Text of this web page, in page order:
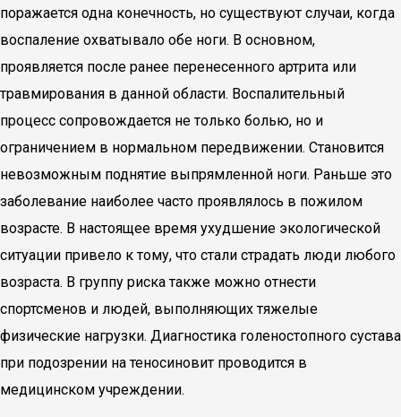
поражается одна конечность, но существуют случаи, когда
воспаление охватывало обе ноги. В основном,
проявляется после ранее перенесенного артрита или
травмирования в данной области. Воспалительный
процесс сопровождается не только болью, но и
ограничением в нормальном передвижении. Становится
невозможным поднятие выпрямленной ноги. Раньше это
заболевание наиболее часто проявлялось в пожилом
возрасте. В настоящее время ухудшение экологической
ситуации привело к тому, что стали страдать люди любого
возраста. В группу риска также можно отнести
спортсменов и людей, выполняющих тяжелые
физические нагрузки. Диагностика голеностопного сустава
при подозрении на теносиновит проводится в
медицинском учреждении.